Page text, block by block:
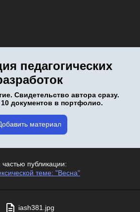
педагогических
Свидетельство автора сразу.
документов в портфолио.
материал
публикации:
теме: "Весна"
iash381.jpg